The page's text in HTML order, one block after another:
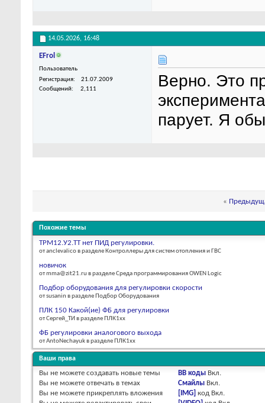
14.05.2026, 16:48
EFrol
Пользователь
Регистрация
21.07.2009
Сообщений
2,111
Верно. Это
парует. Я
«
Похожие темы
ТРМ12.У2.ТТ нет ПИД регулировки.
от anclevalico в разделе Контроллеры для систем отопления и ГВС
новичок
от mma@zit21.ru в разделе Среда программирования OWEN Logic
Подбор оборудования для регулировки скорости
от susanin в разделе Подбор Оборудования
ПЛК 150 Какой(ие) ФБ для регулировки
от Сергей_ТИ в разделе ПЛК1хх
ФБ регулировки аналогового выхода
от AntoNechayuk в разделе ПЛК1хх
Ваши права
Вы не можете создавать новые темы
Вы не можете отвечать в темах
Вы не можете прикреплять вложения
BB коды Вкл.
Смайлы Вкл.
[IMG] код Вкл.